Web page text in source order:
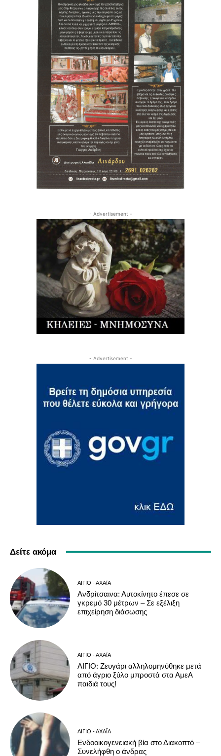
- Advertisement -
- Advertisement -
Δείτε ακόμα
ΑΊΓΙΟ - ΑΧΑΪ́Α
Ανδρίτσαινα: Αυτοκίνητο έπεσε σε
γκρεμό 30 μέτρων – Σε εξέλιξη
επιχείρηση διάσωσης
ΑΊΓΙΟ - ΑΧΑΪ́Α
ΑΙΓΙΟ: Ζευγάρι αλληλομηνύθηκε μετά
από άγριο ξύλο μπροστά στα ΑμεΑ
παιδιά τους!
ΑΊΓΙΟ - ΑΧΑΪ́Α
Ενδοοικογενειακή βία στο Διακοπτό –
Συνελήφθη ο άνδρας